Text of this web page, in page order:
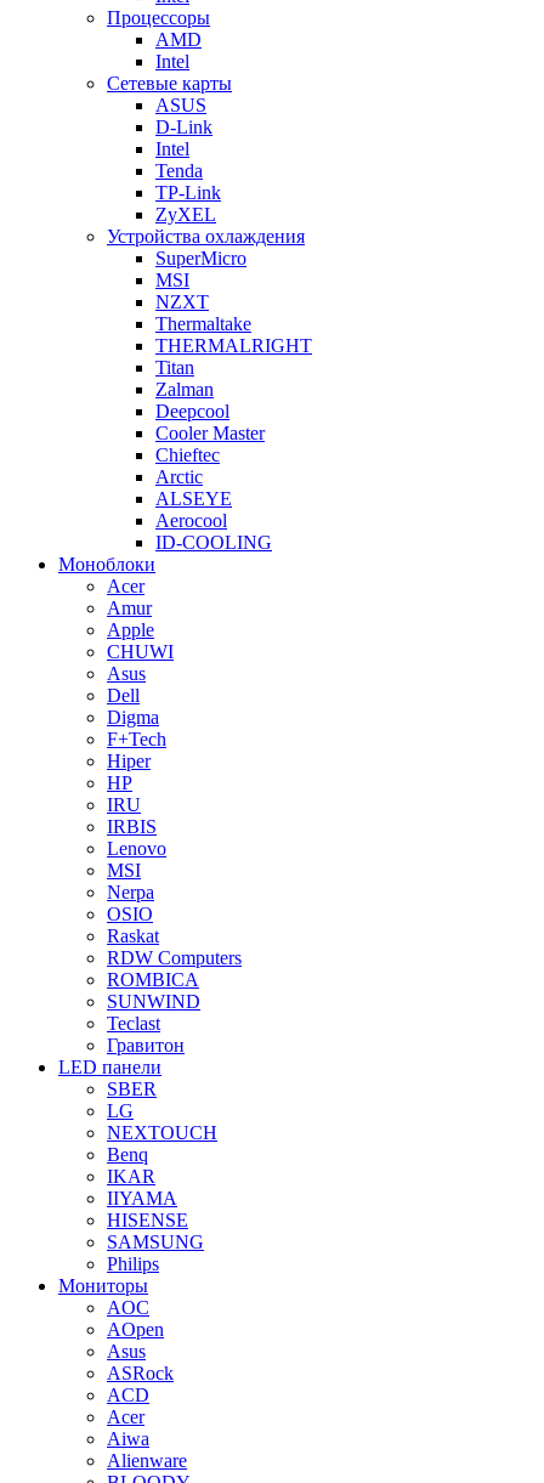
Процессоры
AMD
Intel
Сетевые карты
ASUS
D-Link
Intel
Tenda
TP-Link
ZyXEL
Устройства охлаждения
SuperMicro
MSI
NZXT
Thermaltake
THERMALRIGHT
Titan
Zalman
Deepcool
Cooler Master
Chieftec
Arctic
ALSEYE
Aerocool
ID-COOLING
Моноблоки
Acer
Amur
Apple
CHUWI
Asus
Dell
Digma
F+Tech
Hiper
HP
IRU
IRBIS
Lenovo
MSI
Nerpa
OSIO
Raskat
RDW Computers
ROMBICA
SUNWIND
Teclast
Гравитон
LED панели
SBER
LG
NEXTOUCH
Benq
IKAR
IIYAMA
HISENSE
SAMSUNG
Philips
Мониторы
AOC
AOpen
Asus
ASRock
ACD
Acer
Aiwa
Alienware